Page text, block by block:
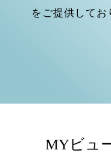
をご提供してお
MYビュ